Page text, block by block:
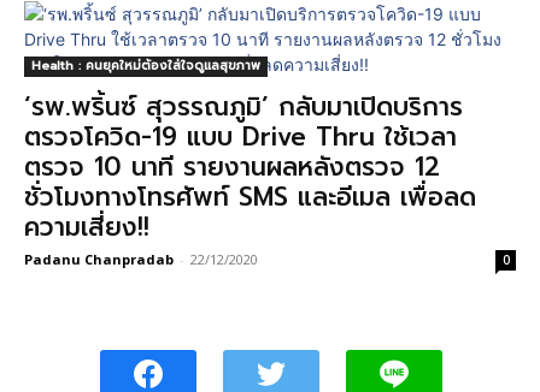
Health : คนยุคใหม่ต้องใส่ใจดูแลสุขภาพ
‘รพ.พริ้นซ์ สุวรรณภูมิ’ กลับมาเปิดบริการ
ตรวจโควิด-19 แบบ Drive Thru ใช้เวลา
ตรวจ 10 นาที รายงานผลหลังตรวจ 12
ชั่วโมงทางโทรศัพท์ SMS และอีเมล เพื่อลด
ความเสี่ยง!!
Padanu Chanpradab - 22/12/2020 0